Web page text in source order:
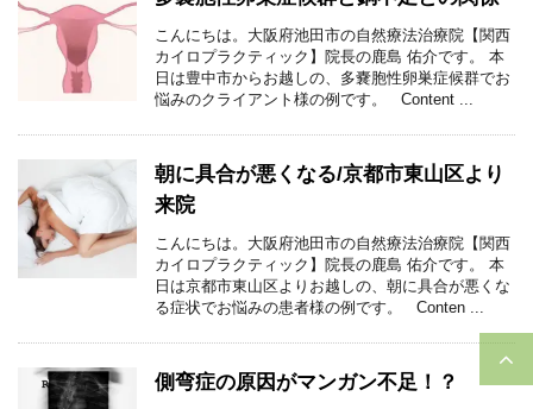
こんにちは。大阪府池田市の自然療法治療院【関西
カイロプラクティック】院長の鹿島 佑介です。 本
日は豊中市からお越しの、多嚢胞性卵巣症候群でお
悩みのクライアント様の例です。 Content ...
朝に具合が悪くなる/京都市東山区より
来院
こんにちは。大阪府池田市の自然療法治療院【関西
カイロプラクティック】院長の鹿島 佑介です。 本
日は京都市東山区よりお越しの、朝に具合が悪くな
る症状でお悩みの患者様の例です。 Conten ...
側弯症の原因がマンガン不足！？